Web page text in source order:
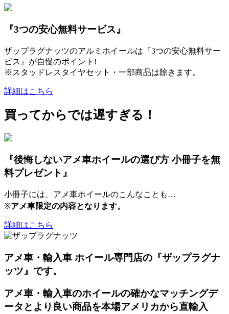
『3つの安心無料サービス』
ザップラグナッツのアルミホイールは『3つの安心無料サー
ビス』が自慢のポイント!
※スタッドレスタイヤセット・一部商品は除きます。
詳細はこちら
買ってからでは遅すぎる！
『後悔しないアメ車ホイールの選び方 小冊子を無
料プレゼント』
小冊子には、アメ車ホイールのこんなことも…
※アメ車限定の内容となります。
詳細はこちら
アメ車・輸入車 ホイール専門店の『ザップラグナ
ッツ』です。
アメ車・輸入車のホイールの確かなマッチングデ
ータとより良い商品を本場アメリカから直輸入